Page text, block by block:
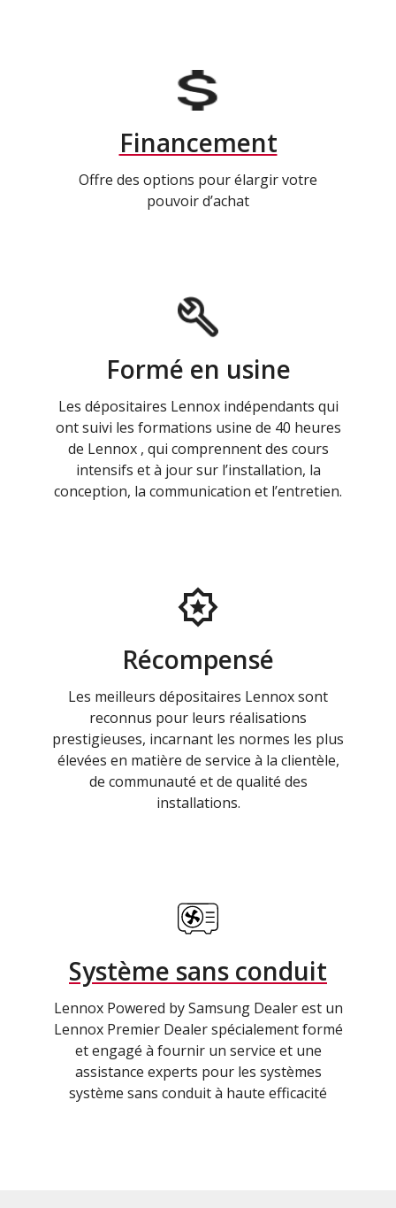
Financement
Offre des options pour élargir votre
pouvoir d’achat
Formé en usine
Les dépositaires Lennox indépendants qui
ont suivi les formations usine de 40 heures
de Lennox , qui comprennent des cours
intensifs et à jour sur l’installation, la
conception, la communication et l’entretien.
Récompensé
Les meilleurs dépositaires Lennox sont
reconnus pour leurs réalisations
prestigieuses, incarnant les normes les plus
élevées en matière de service à la clientèle,
de communauté et de qualité des
installations.
Système sans conduit
Lennox Powered by Samsung Dealer est un
Lennox Premier Dealer spécialement formé
et engagé à fournir un service et une
assistance experts pour les systèmes
système sans conduit à haute efficacité